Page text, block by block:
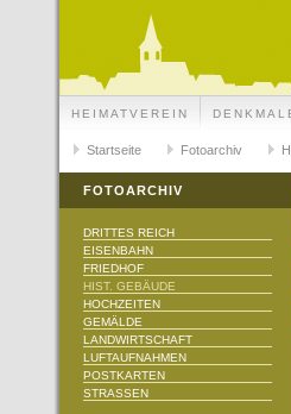
HEIMATVEREIN
Startseite Fotoarchiv
FOTOARCHIV
DRITTES REICH
EISENBAHN
FRIEDHOF
HIST. GEBÄUDE
HOCHZEITEN
GEMÄLDE
LANDWIRTSCHAFT
LUFTAUFNAHMEN
POSTKARTEN
STRASSEN